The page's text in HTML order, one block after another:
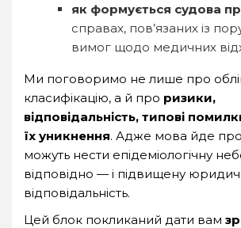
як формується судова
справах, пов’язаних із
вимог щодо медичних
Ми поговоримо не лише про
класифікацію, а й про ризики,
відповідальність, типові
їх уникнення. Адже мова йде
можуть нести епідеміологічну
відповідно — і підвищену
відповідальність.
Цей блок покликаний дати вам